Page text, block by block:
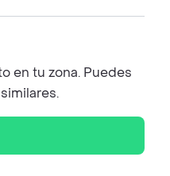
en tu zona. Puedes